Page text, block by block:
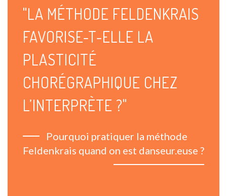
"LA MÉTHODE FELDENKRAIS
FAVORISE-T-ELLE LA
PLASTICITÉ
CHORÉGRAPHIQUE CHEZ
L’INTERPRÈTE ?"
Pourquoi pratiquer la méthode
Feldenkrais quand on est danseur.euse ?